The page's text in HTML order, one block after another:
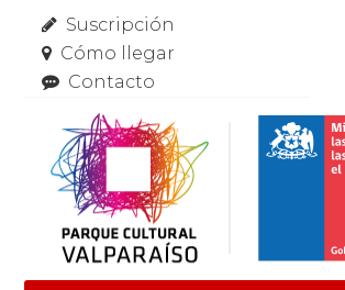
Suscripción
Cómo llegar
Contacto